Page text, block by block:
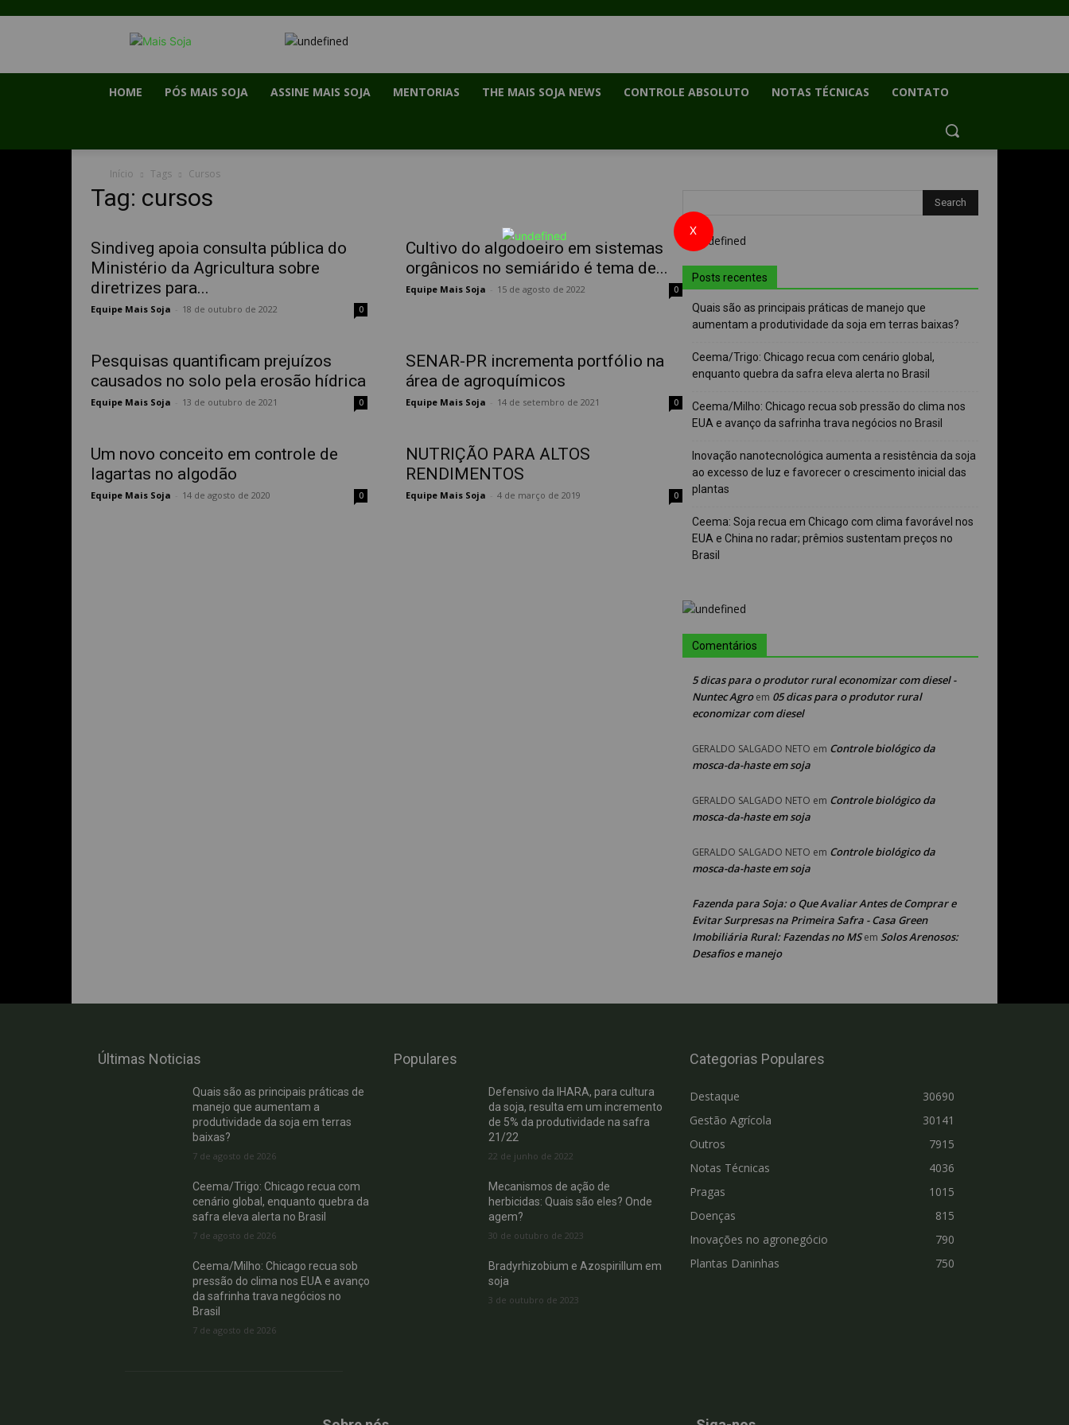
HOME PÓS MAIS SOJA ASSINE MAIS SOJA MENTORIAS THE MAIS SOJA NEWS CONTROLE ABSOLUTO NOTAS TÉCNICAS CONTATO
Início Tags Cursos
Tag: cursos
Sindiveg apoia consulta pública do
Ministério da Agricultura sobre
diretrizes para...
Equipe Mais Soja 18 de outubro de 2022 0
Cultivo do algodoeiro em sistemas
orgânicos no semiárido é tema de...
Equipe Mais Soja 15 de agosto de 2022 0
Pesquisas quantificam prejuízos
causados no solo pela erosão hídrica
Equipe Mais Soja 13 de outubro de 2021 0
SENAR-PR incrementa portfólio na
área de agroquímicos
Equipe Mais Soja 14 de setembro de 2021 0
Um novo conceito em controle de
lagartas no algodão
Equipe Mais Soja 14 de agosto de 2020 0
NUTRIÇÃO PARA ALTOS
RENDIMENTOS
Equipe Mais Soja 4 de março de 2019 0
Posts recentes
Quais são as principais práticas de manejo que
aumentam a produtividade da soja em terras baixas?
Ceema/Trigo: Chicago recua com cenário global,
enquanto quebra da safra eleva alerta no Brasil
Ceema/Milho: Chicago recua sob pressão do clima nos
EUA e avanço da safrinha trava negócios no Brasil
Inovação nanotecnológica aumenta a resistência da soja
ao excesso de luz e favorecer o crescimento inicial das
plantas
Ceema: Soja recua em Chicago com clima favorável nos
EUA e China no radar; prêmios sustentam preços no
Brasil
Comentários
5 dicas para o produtor rural economizar com diesel -
Nuntec Agroem 05 dicas para o produtor rural
economizar com diesel
GERALDO SALGADO NETO em Controle biológico da
mosca-da-haste em soja
GERALDO SALGADO NETO em Controle biológico da
mosca-da-haste em soja
GERALDO SALGADO NETO em Controle biológico da
mosca-da-haste em soja
Fazenda para Soja: o Que Avaliar Antes de Comprar e
Evitar Surpresas na Primeira Safra - Casa Green
Imobiliária Rural: Fazendas no MSem Solos Arenosos:
Desafios e manejo
Últimas Noticias
Quais são as principais práticas de
manejo que aumentam a
produtividade da soja em terras
baixas?
7 de agosto de 2026
Ceema/Trigo: Chicago recua com
cenário global, enquanto quebra da
safra eleva alerta no Brasil
7 de agosto de 2026
Ceema/Milho: Chicago recua sob
pressão do clima nos EUA e avanço
da safrinha trava negócios no
Brasil
7 de agosto de 2026
Populares
Defensivo da IHARA, para cultura
da soja, resulta em um incremento
de 5% da produtividade na safra
21/22
22 de junho de 2022
Mecanismos de ação de
herbicidas: Quais são eles? Onde
agem?
30 de outubro de 2023
Bradyrhizobium e Azospirillum em
soja
3 de outubro de 2023
Categorias Populares
Destaque
30690
Gestão Agrícola
30141
Outros
7915
Notas Técnicas
4036
Pragas
1015
Doenças
815
Inovações no agronegócio
790
Plantas Daninhas
750
X